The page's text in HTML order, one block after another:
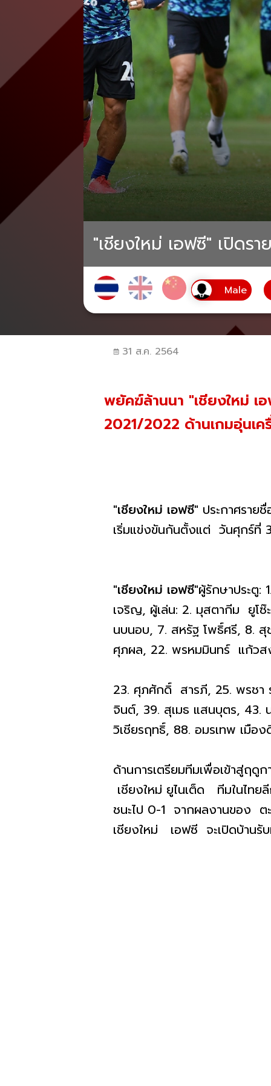
"เชียงใหม่ เอฟซี" เปิดร
31 ส.ค. 2564
พยัคฆ์ล้านนา "เชียงใหม่
2021/2022 ด้านเกมอุ่นเ
"เชียงใหม่ เอฟซี" ประกาศรา
เริ่มแข่งขันกันตั้งแต่ วันศุก
"เชียงใหม่ เอฟซี"ผู้รักษาประตู
เจริญ, ผู้เล่น: 2. มุสตากีม ยูโ
นบนอบ, 7. สหรัฐ โพธิ์ศรี, 8. สุ
ศุภผล, 22. พรหมมินทร์ แก้วส
23. ศุภศักดิ์ สารภี, 25. พรชา
จินต์, 39. สุเมธ แสนบุตร, 43.
วิเชียรฤทธิ์, 88. อมรเทพ เมื
ด้านการเตรียมทีมเพื่อเข้าสู่ฤ
เชียงใหม่ ยูไนเต็ด ทีมในไท
ชนะไป 0-1 จากผลงานของ
เชียงใหม่ เอฟซี จะเปิดบ้านรั